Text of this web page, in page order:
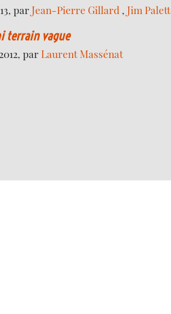
parJean-Pierre Gillard ,Jim
terrain vague
parLaurent Massénat